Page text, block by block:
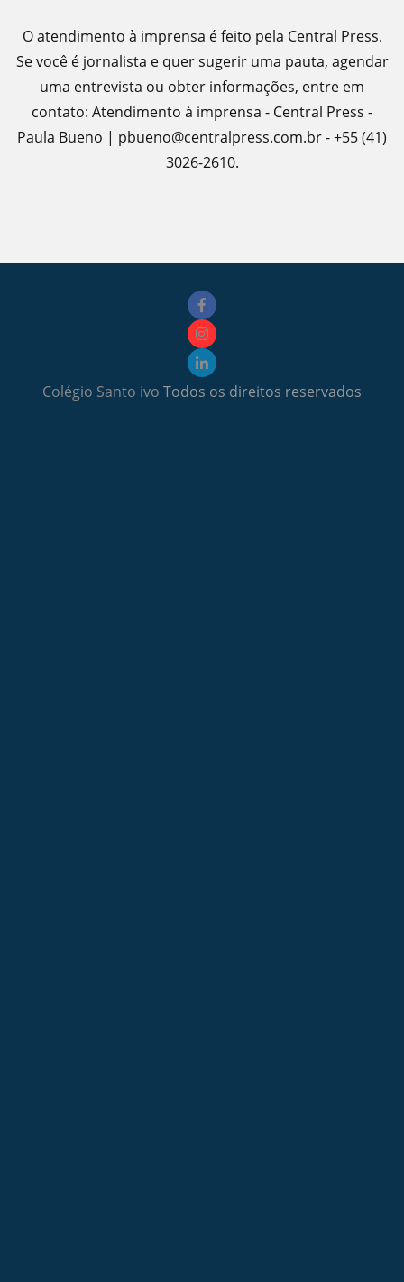
O atendimento à imprensa é feito pela Central Press.
Se você é jornalista e quer sugerir uma pauta, agendar
uma entrevista ou obter informações, entre em
contato: Atendimento à imprensa - Central Press -
Paula Bueno | pbueno@centralpress.com.br - +55 (41)
3026-2610.
Colégio Santo ivo Todos os direitos reservados